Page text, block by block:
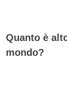
Quanto è
mondo?